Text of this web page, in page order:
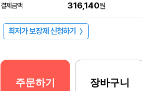
결제금액 316,140원
최저가 보장제 신청하기 〉
주문하기 장바구니